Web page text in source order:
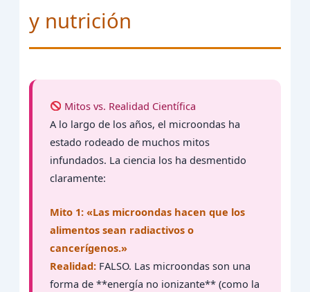
y nutrición
Mitos vs. Realidad Científica
A lo largo de los años, el microondas ha
estado rodeado de muchos mitos
infundados. La ciencia los ha desmentido
claramente:
Mito 1: «Las microondas hacen que los
alimentos sean radiactivos o
cancerígenos.»
Realidad: FALSO. Las microondas son una
forma de **energía no ionizante** (como la